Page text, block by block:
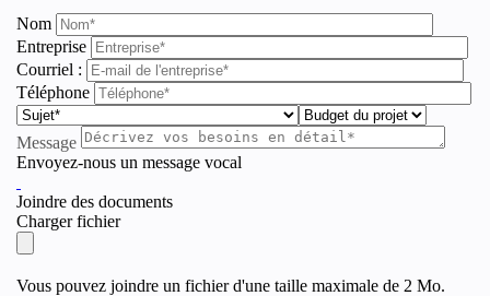
Nom
Entreprise
Courriel :
Téléphone
Message
Envoyez-nous un message vocal
Joindre des documents
Charger fichier
Vous pouvez joindre un fichier d'une taille maximale de 2 Mo.